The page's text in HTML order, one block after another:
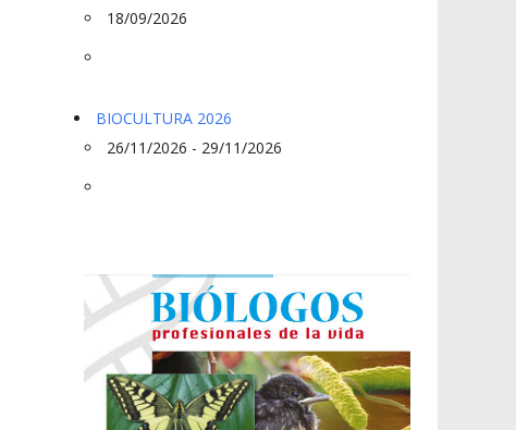
18/09/2026
BIOCULTURA 2026
26/11/2026 - 29/11/2026